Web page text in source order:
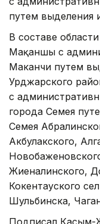
путем выделения
В составе
Мақаншы с
Маканчи путем
Урджарского
с
города Семея
Семея
Акбулакского,
Жиеналинского,
Кокентауского
Шульбинска,
Подписал Касым-